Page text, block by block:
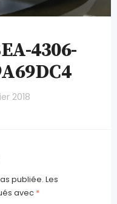
4306-
2018
publiée. Les
avec *